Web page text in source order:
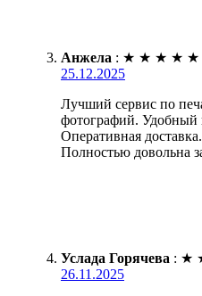
Анжела : ★ ★ ★ ★ ★
25.12.2025
Лучший сервис по
фотографий. Удобный
Оперативная
Полностью довольна
Услада Горячева : ★
26.11.2025